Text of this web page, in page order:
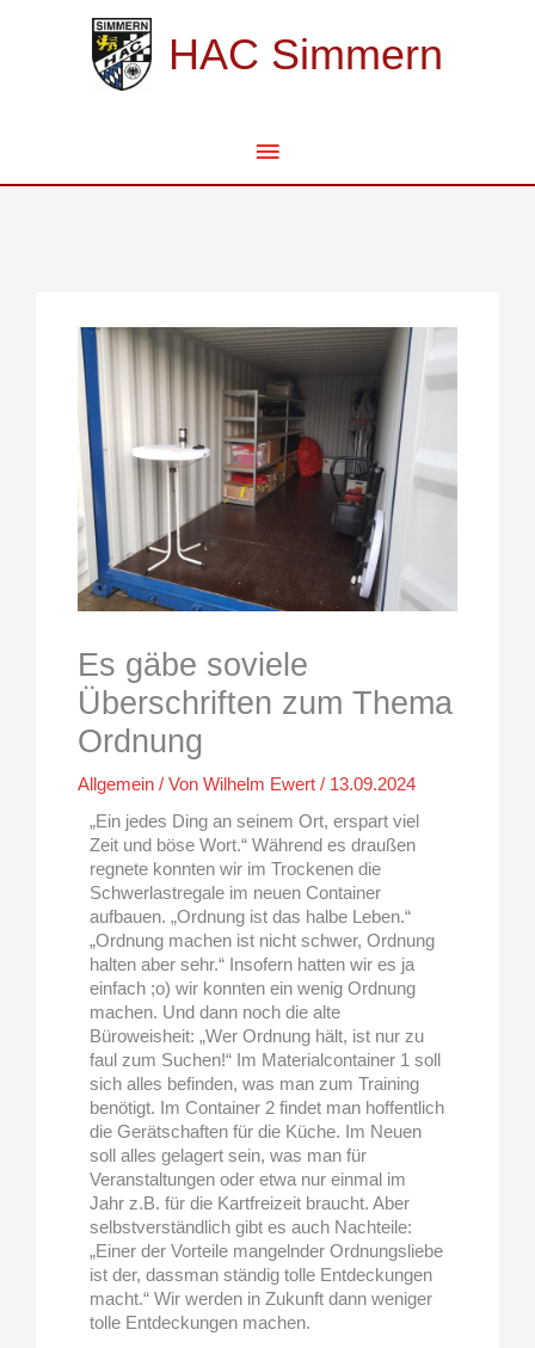
HAC Simmern
Es gäbe soviele
Überschriften zum Thema
Ordnung
Allgemein / VonWilhelm Ewert/ 13.09.2024
„Ein jedes Ding an seinem Ort, erspart viel
Zeit und böse Wort.“ Während es draußen
regnete konnten wir im Trockenen die
Schwerlastregale im neuen Container
aufbauen. „Ordnung ist das halbe Leben.“
„Ordnung machen ist nicht schwer, Ordnung
halten aber sehr.“ Insofern hatten wir es ja
einfach ;o) wir konnten ein wenig Ordnung
machen. Und dann noch die alte
Büroweisheit: „Wer Ordnung hält, ist nur zu
faul zum Suchen!“ Im Materialcontainer 1 soll
sich alles befinden, was man zum Training
benötigt. Im Container 2 findet man hoffentlich
die Gerätschaften für die Küche. Im Neuen
soll alles gelagert sein, was man für
Veranstaltungen oder etwa nur einmal im
Jahr z.B. für die Kartfreizeit braucht. Aber
selbstverständlich gibt es auch Nachteile:
„Einer der Vorteile mangelnder Ordnungsliebe
ist der, dassman ständig tolle Entdeckungen
macht.“ Wir werden in Zukunft dann weniger
tolle Entdeckungen machen.